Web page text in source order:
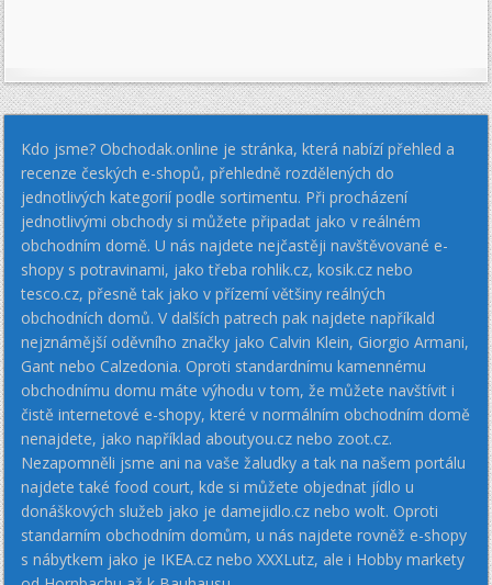
Kdo jsme? Obchodak.online je stránka, která nabízí přehled a
recenze českých e-shopů, přehledně rozdělených do
jednotlivých kategorií podle sortimentu. Při procházení
jednotlivými obchody si můžete připadat jako v reálném
obchodním domě. U nás najdete nejčastěji navštěvované e-
shopy s potravinami, jako třeba rohlik.cz, kosik.cz nebo
tesco.cz, přesně tak jako v přízemí většiny reálných
obchodních domů. V dalších patrech pak najdete napříkald
nejznámější oděvního značky jako Calvin Klein, Giorgio Armani,
Gant nebo Calzedonia. Oproti standardnímu kamennému
obchodnímu domu máte výhodu v tom, že můžete navštívit i
čistě internetové e-shopy, které v normálním obchodním domě
nenajdete, jako například aboutyou.cz nebo zoot.cz.
Nezapomněli jsme ani na vaše žaludky a tak na našem portálu
najdete také food court, kde si můžete objednat jídlo u
donáškových služeb jako je damejidlo.cz nebo wolt. Oproti
standarním obchodním domům, u nás najdete rovněž e-shopy
s nábytkem jako je IKEA.cz nebo XXXLutz, ale i Hobby markety